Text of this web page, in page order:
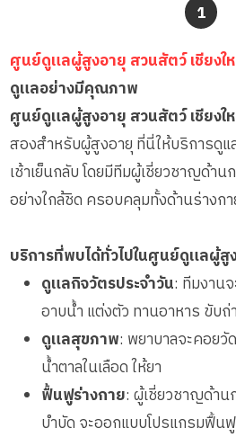
ผู้ป่วยที่มาพักฟื้นทำแผลกดทั
ผู้ป่วยพักฟื้นหลังผ่าตัด
แพทย์เฉพาะทาง
อาหารตามโภชนาการ
ดูแลความสะอาด ซักผ้า
กายภาพบำบัด
กิจกรรมนันทนาการ
รายงานข้อมูลสุขภาพ
1
ศูนย์ดูแลผู้สูงอายุ สวนสัตว์ เชียงใ
ดูแลอย่างมีคุณภาพ
ศูนย์ดูแลผู้สูงอายุ สวนสัตว์ เชียงใ
สองสำหรับผู้สูงอายุ ที่นี่ให้บริการดูแ
เช้าเย็นกลับ โดยมีทีมผู้เชี่ยวชาญด้า
อย่างใกล้ชิด ครอบคลุมทั้งด้านร่างก
บริการที่พบได้ทั่วไปในศูนย์ดูแลผู้สู
ดูแลกิจวัตรประจำวัน: ทีมงาน
อาบน้ำ แต่งตัว ทานอาหาร ขับถ่
ดูแลสุขภาพ: พยาบาลจะคอย
น้ำตาลในเลือด ให้ยา
ฟื้นฟูร่างกาย: ผู้เชี่ยวชาญด้าน
บำบัด จะออกแบบโปรแกรมฟื้น